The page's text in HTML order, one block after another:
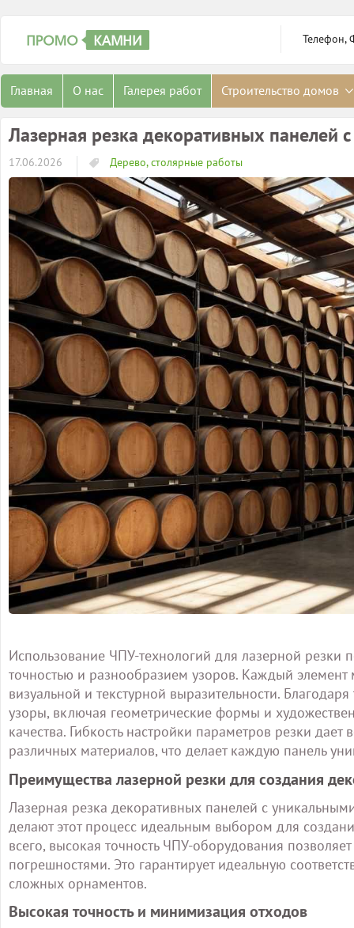
Телефон,
Главная О нас Галерея работ Строительство домов
Лазерная резка декоративных панелей
17.06.2026 Дерево, столярные работы
Использование ЧПУ-технологий для лазерной резки
точностью и разнообразием узоров. Каждый
визуальной и текстурной выразительности.
узоры, включая геометрические формы и
качества. Гибкость настройки параметров резки
различных материалов, что делает каждую панель
Преимущества лазерной резки для создания
Лазерная резка декоративных панелей с
делают этот процесс идеальным выбором для
всего, высокая точность ЧПУ-оборудования
погрешностями. Это гарантирует идеальную
сложных орнаментов.
Высокая точность и минимизация отходов